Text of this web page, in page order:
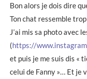
Bon alors je dois dire
Ton chat ressemble
J’ai mis sa photo avec
(https://
et puis je me suis dis «
celui de Fanny »… Et je